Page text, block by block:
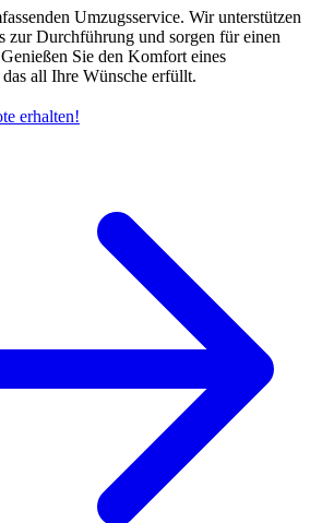
Umzugsservice. Wir unterstützen
zur Durchführung und sorgen für einen
Sie den Komfort eines
all Ihre Wünsche erfüllt.
erhalten!